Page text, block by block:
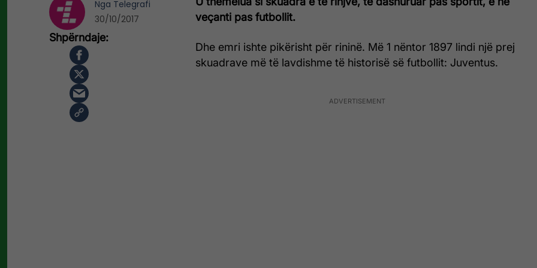
veçanti pas futbollit.
Dhe emri ishte pikërisht për rininë. Më 1 nëntor 1897 lindi një prej
skuadrave më të lavdishme të historisë së futbollit: Juventus.
Nga Telegrafi
30/10/2017